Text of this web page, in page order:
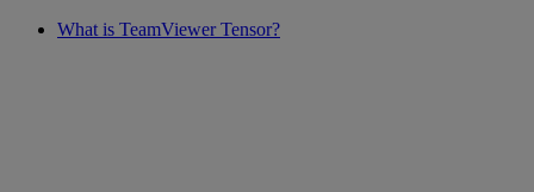
What is TeamViewer Tensor?